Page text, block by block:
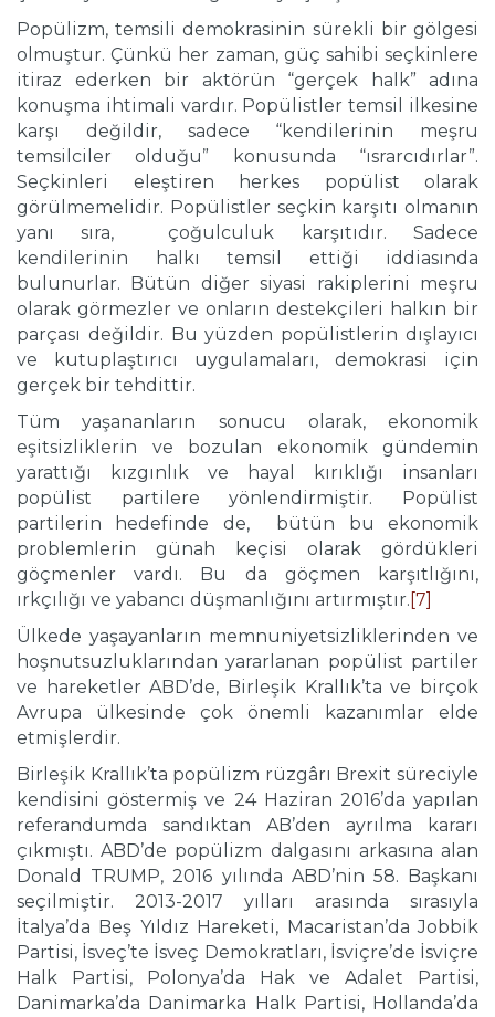
Popülizm, temsili demokrasinin sürekli bir gölgesi
olmuştur. Çünkü her zaman, güç sahibi seçkinlere
itiraz ederken bir aktörün “gerçek halk” adına
konuşma ihtimali vardır. Popülistler temsil ilkesine
karşı değildir, sadece “kendilerinin meşru
temsilciler olduğu” konusunda “ısrarcıdırlar”.
Seçkinleri eleştiren herkes popülist olarak
görülmemelidir. Popülistler seçkin karşıtı olmanın
yanı sıra, çoğulculuk karşıtıdır. Sadece
kendilerinin halkı temsil ettiği iddiasında
bulunurlar. Bütün diğer siyasi rakiplerini meşru
olarak görmezler ve onların destekçileri halkın bir
parçası değildir. Bu yüzden popülistlerin dışlayıcı
ve kutuplaştırıcı uygulamaları, demokrasi için
gerçek bir tehdittir.
Tüm yaşananların sonucu olarak, ekonomik
eşitsizliklerin ve bozulan ekonomik gündemin
yarattığı kızgınlık ve hayal kırıklığı insanları
popülist partilere yönlendirmiştir. Popülist
partilerin hedefinde de, bütün bu ekonomik
problemlerin günah keçisi olarak gördükleri
göçmenler vardı. Bu da göçmen karşıtlığını,
ırkçılığı ve yabancı düşmanlığını artırmıştır. [7]
Ülkede yaşayanların memnuniyetsizliklerinden ve
hoşnutsuzluklarından yararlanan popülist partiler
ve hareketler ABD’de, Birleşik Krallık’ta ve birçok
Avrupa ülkesinde çok önemli kazanımlar elde
etmişlerdir.
Birleşik Krallık’ta popülizm rüzgârı Brexit süreciyle
kendisini göstermiş ve 24 Haziran 2016’da yapılan
referandumda sandıktan AB’den ayrılma kararı
çıkmıştı. ABD’de popülizm dalgasını arkasına alan
Donald TRUMP, 2016 yılında ABD’nin 58. Başkanı
seçilmiştir. 2013-2017 yılları arasında sırasıyla
İtalya’da Beş Yıldız Hareketi, Macaristan’da Jobbik
Partisi, İsveç’te İsveç Demokratları, İsviçre’de İsviçre
Halk Partisi, Polonya’da Hak ve Adalet Partisi,
Danimarka’da Danimarka Halk Partisi, Hollanda’da